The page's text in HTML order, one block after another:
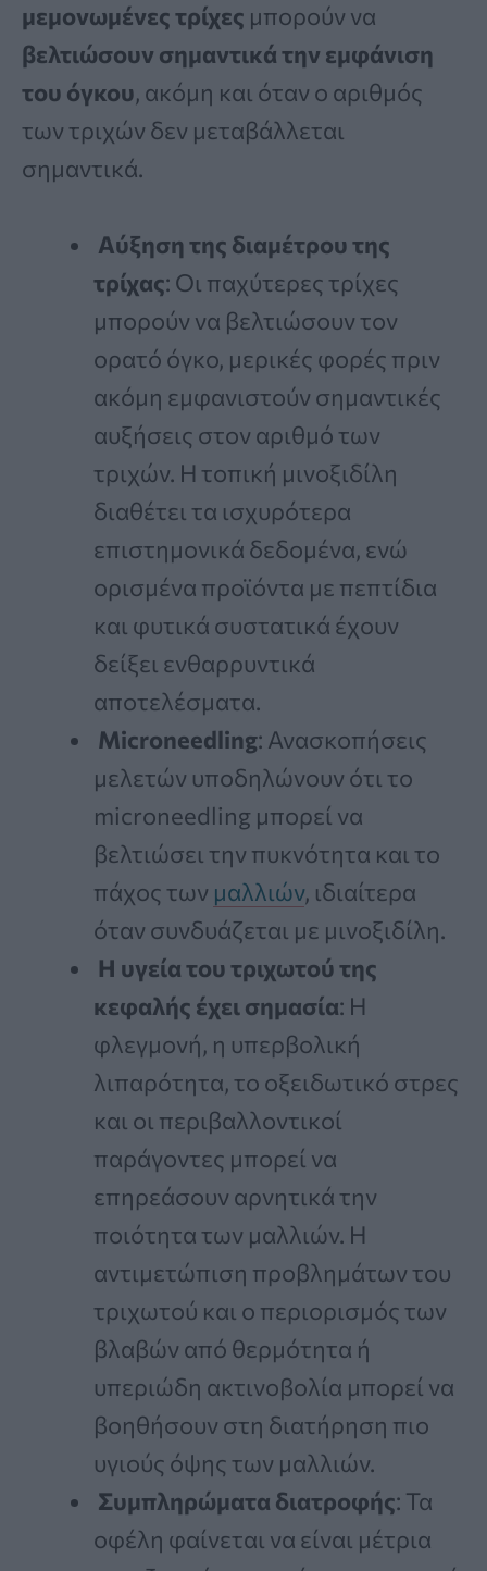
μεμονωμένες τρίχες μπορούν να
βελτιώσουν σημαντικά την εμφάνιση
του όγκου, ακόμη και όταν ο αριθμός
των τριχών δεν μεταβάλλεται
σημαντικά.
Αύξηση της διαμέτρου της
τρίχας: Οι παχύτερες τρίχες
μπορούν να βελτιώσουν τον
ορατό όγκο, μερικές φορές πριν
ακόμη εμφανιστούν σημαντικές
αυξήσεις στον αριθμό των
τριχών. Η τοπική μινοξιδίλη
διαθέτει τα ισχυρότερα
επιστημονικά δεδομένα, ενώ
ορισμένα προϊόντα με πεπτίδια
και φυτικά συστατικά έχουν
δείξει ενθαρρυντικά
αποτελέσματα.
Microneedling: Ανασκοπήσεις
μελετών υποδηλώνουν ότι το
microneedling μπορεί να
βελτιώσει την πυκνότητα και το
πάχος των μαλλιών, ιδιαίτερα
όταν συνδυάζεται με μινοξιδίλη.
Η υγεία του τριχωτού της
κεφαλής έχει σημασία: Η
φλεγμονή, η υπερβολική
λιπαρότητα, το οξειδωτικό στρες
και οι περιβαλλοντικοί
παράγοντες μπορεί να
επηρεάσουν αρνητικά την
ποιότητα των μαλλιών. Η
αντιμετώπιση προβλημάτων του
τριχωτού και ο περιορισμός των
βλαβών από θερμότητα ή
υπεριώδη ακτινοβολία μπορεί να
βοηθήσουν στη διατήρηση πιο
υγιούς όψης των μαλλιών.
Συμπληρώματα διατροφής: Τα
οφέλη φαίνεται να είναι μέτρια